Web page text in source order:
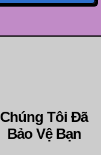
Chúng Tôi Đã
Bảo Vệ Bạn